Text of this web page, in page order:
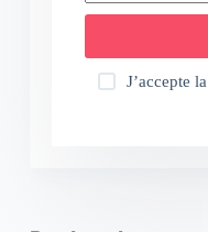
J’accepte la